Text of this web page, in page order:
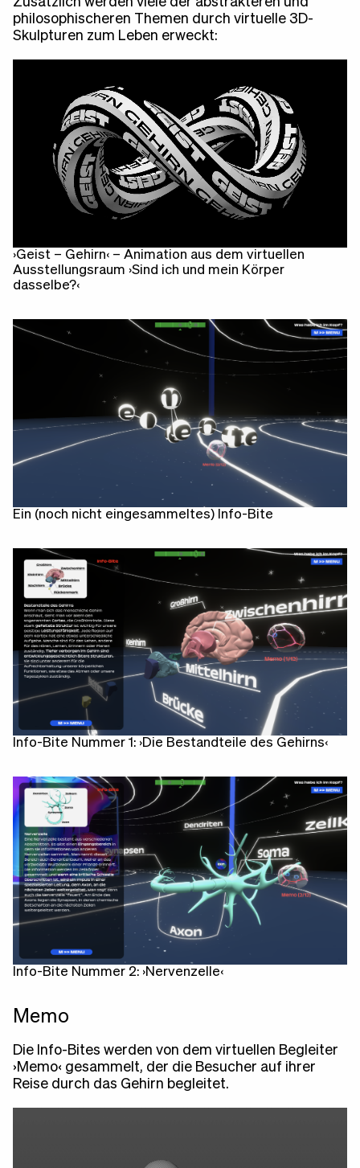
philosophischeren Themen durch virtuelle 3D-
Skulpturen zum Leben erweckt:
›Geist – Gehirn‹ – Animation aus dem virtuellen
Ausstellungsraum ›Sind ich und mein Körper
dasselbe?‹
Ein (noch nicht eingesammeltes) Info-Bite
Info-Bite Nummer 1: ›Die Bestandteile des Gehirns‹
Info-Bite Nummer 2: ›Nervenzelle‹
Memo
Die Info-Bites werden von dem virtuellen Begleiter
›Memo‹ gesammelt, der die Besucher auf ihrer
Reise durch das Gehirn begleitet.